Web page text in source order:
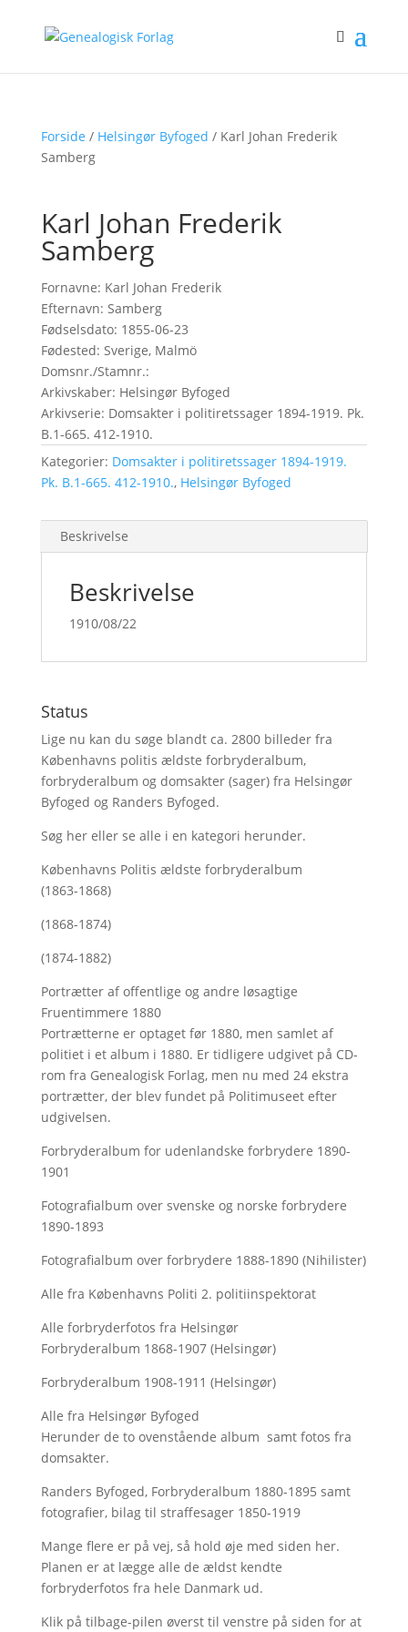
Forside / Helsingør Byfoged / Karl Johan Frederik
Samberg
Karl Johan Frederik
Samberg
Fornavne: Karl Johan Frederik
Efternavn: Samberg
Fødselsdato: 1855-06-23
Fødested: Sverige, Malmö
Domsnr./Stamnr.:
Arkivskaber: Helsingør Byfoged
Arkivserie: Domsakter i politiretssager 1894-1919. Pk.
B.1-665. 412-1910.
Kategorier: Domsakter i politiretssager 1894-1919.
Pk. B.1-665. 412-1910., Helsingør Byfoged
Beskrivelse
Beskrivelse
1910/08/22
Status
Lige nu kan du søge blandt ca. 2800 billeder fra
Københavns politis ældste forbryderalbum,
forbryderalbum og domsakter (sager) fra Helsingør
Byfoged og Randers Byfoged.
Søg hereller se alle i en kategori herunder.
Københavns Politis ældste forbryderalbum
(1863-1868)
(1868-1874)
(1874-1882)
Portrætter af offentlige og andre løsagtige
Fruentimmere 1880
Portrætterne er optaget før 1880, men samlet af
politiet i et album i 1880. Er tidligere udgivet på CD-
rom fra Genealogisk Forlag, men nu med 24 ekstra
portrætter, der blev fundet på Politimuseet efter
udgivelsen.
Forbryderalbum for udenlandske forbrydere 1890-
1901
Fotografialbum over svenske og norske forbrydere
1890-1893
Fotografialbum over forbrydere 1888-1890 (Nihilister)
Alle fra Københavns Politi 2. politiinspektorat
Alle forbryderfotos fra Helsingør
Forbryderalbum 1868-1907 (Helsingør)
Forbryderalbum 1908-1911 (Helsingør)
Alle fra Helsingør Byfoged
Herunder de to ovenstående album samt fotos fra
domsakter.
Randers Byfoged, Forbryderalbum 1880-1895 samt
fotografier, bilag til straffesager 1850-1919
Mange flere er på vej, så hold øje med siden her.
Planen er at lægge alle de ældst kendte
forbryderfotos fra hele Danmark ud.
Klik på tilbage-pilen øverst til venstre på siden for at